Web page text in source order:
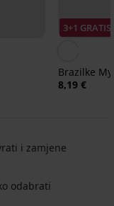
3+1 GRATIS
Brazilke
8,19 €
i zamjene
odabrati